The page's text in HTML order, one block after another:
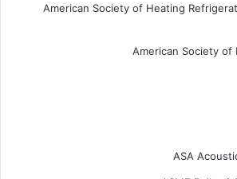
American Society of Heating
American Society of
ASA